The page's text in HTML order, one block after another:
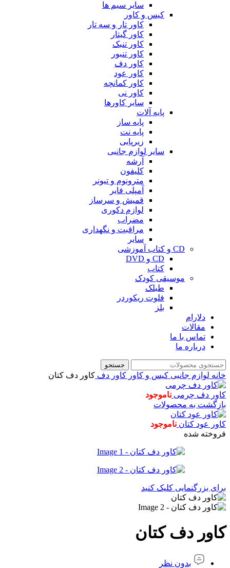
سایر سیم ها
کیس و کاور
کاور تار و سه تار
کاور گیتار
کاور تنبک
کاور تنبور
کاور دف
کاور عود
کاور کمانچه
کاور نی
سایر کاورها
پایه آلات
پایه ساز
پایه نت
زیرپایی
سایر لوازم جانبی
آرشه
کلیفون
مترونوم و تیونر
آمپلی فایر
قمیش و سرساز
لوازم دکوری
مضراب
مراقبت و نگهداری
سایر
CD و کتاب آموزشی
CD و DVD
کتاب
موسیقی کودک
طبلک
فلوت ریکوردر
بلز
دلارام
مقالات
تماس با ما
درباره ما
جستجو
خانه لوازم جانبی کیس و کاور کاور دف کاور دف کتان
کاور دف چرمی ناموجود
بازگشت به محصولات
کاور عود کتان ناموجود
فروخته شده
برای بزرگنمایی کلیک کنید
کاور دف کتان
بدون نظر